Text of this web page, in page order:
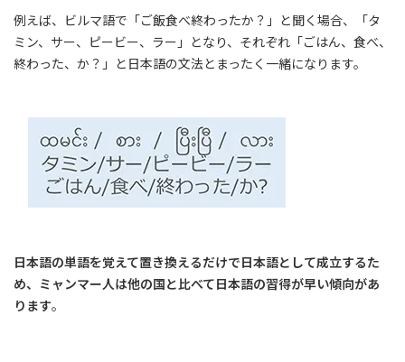
例えば、ビルマ語で「ご飯食べ終わったか？」と聞く場合、「タ
ミン、サー、ピービー、ラー」となり、それぞれ「ごはん、食べ、
終わった、か？」と日本語の文法とまったく一緒になります。
日本語の単語を覚えて置き換えるだけで日本語として成立するた
め、ミャンマー人は他の国と比べて日本語の習得が早い傾向があ
ります。